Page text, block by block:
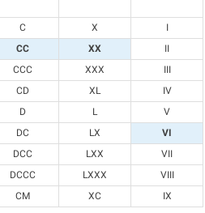
C X
I
CC XX
II
CCC XXX
III
CD XL
IV
D L
V
DC LX
VI
DCC LXX
VII
DCCC LXXX
VIII
CM XC IX